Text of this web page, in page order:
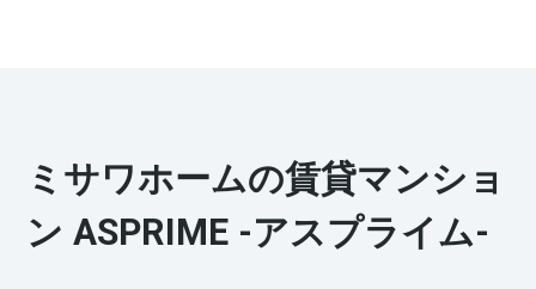
ミサワホームの賃貸マンショ
ン ASPRIME -アスプライム-